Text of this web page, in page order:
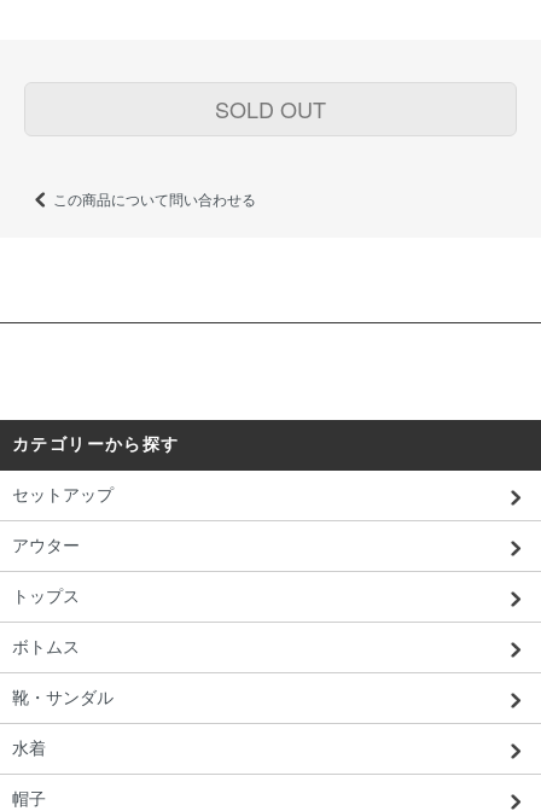
SOLD OUT
この商品について問い合わせる
カテゴリーから探す
セットアップ
アウター
トップス
ボトムス
靴・サンダル
水着
帽子